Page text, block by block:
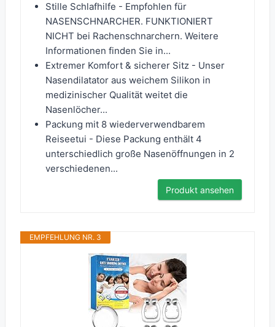
Stille Schlafhilfe - Empfohlen für
NASENSCHNARCHER. FUNKTIONIERT
NICHT bei Rachenschnarchern. Weitere
Informationen finden Sie in...
Extremer Komfort & sicherer Sitz - Unser
Nasendilatator aus weichem Silikon in
medizinischer Qualität weitet die
Nasenlöcher...
Packung mit 8 wiederverwendbarem
Reiseetui - Diese Packung enthält 4
unterschiedlich große Nasenöffnungen in 2
verschiedenen...
Produkt ansehen
EMPFEHLUNG NR. 3